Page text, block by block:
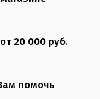
20 000 руб.
помочь